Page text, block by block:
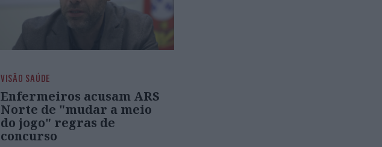
VISÃO SAÚDE
Enfermeiros acusam ARS
Norte de "mudar a meio
do jogo" regras de
concurso